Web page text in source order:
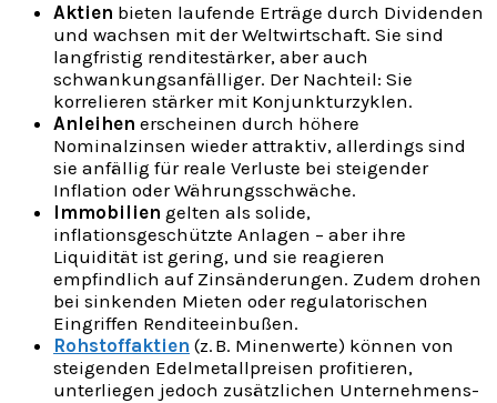
Aktien bieten laufende Erträge durch Dividenden
und wachsen mit der Weltwirtschaft. Sie sind
langfristig renditestärker, aber auch
schwankungsanfälliger. Der Nachteil: Sie
korrelieren stärker mit Konjunkturzyklen.
Anleihen erscheinen durch höhere
Nominalzinsen wieder attraktiv, allerdings sind
sie anfällig für reale Verluste bei steigender
Inflation oder Währungsschwäche.
Immobilien gelten als solide,
inflationsgeschützte Anlagen – aber ihre
Liquidität ist gering, und sie reagieren
empfindlich auf Zinsänderungen. Zudem drohen
bei sinkenden Mieten oder regulatorischen
Eingriffen Renditeeinbußen.
Rohstoffaktien (z. B. Minenwerte) können von
steigenden Edelmetallpreisen profitieren,
unterliegen jedoch zusätzlichen Unternehmens-